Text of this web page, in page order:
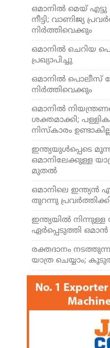
ഒമാനില്‍ മെയ്
നീട്ടി; വാണിജ്യ
നിര്‍ത്തിവെക്കും
ഒമാനില്‍ ചെറിയ
പ്രഖ്യാപിച്ചു
ഒമാനില്‍ പൊലീസ്
നിര്‍ത്തിവെക്കും
ഒമാനില്‍
ശക്തമാക്കി;
നിസ്‌കാരം
ഇന്ത്യയുള്‍പ്പെടെ
ഒമാനിലേക്കുള്ള
മുതല്‍
ഒമാനിലെ ഇന്ത്യന്‍
തുറന്നു
ഇന്ത്യയില്‍ നിന്നുള്ള
ഏര്‍പ്പെടുത്തി ഒമാന്‍
രക്തദാനം
യാത്ര ചെയ്യാം;